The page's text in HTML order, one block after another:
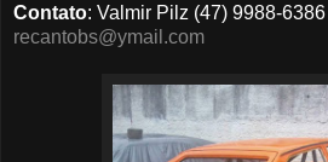
Contato: Valmir Pilz (47) 9988-
recantobs@ymail.com